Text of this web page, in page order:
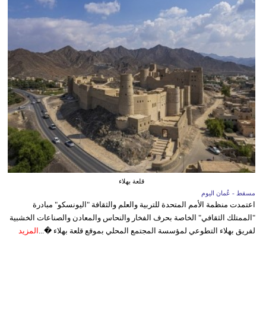
قلعة بهلاء
مسقط - عُمان اليوم
اعتمدت منظمة الأمم المتحدة للتربية والعلم والثقافة "اليونسكو" مبادرة
"الممتلك الثقافي" الخاصة بحرف الفخار والنحاس والمعادن والصناعات الخشبية
لفريق بهلاء التطوعي لمؤسسة المجتمع المحلي بموقع قلعة بهلاء �... المزيد